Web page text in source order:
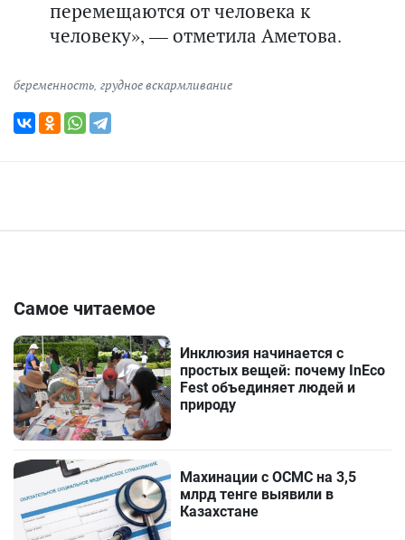
перемещаются от человека к
человеку», — отметила Аметова.
беременность грудное вскармливание
Самое читаемое
Инклюзия начинается с
простых вещей: почему InEco
Fest объединяет людей и
природу
Махинации с ОСМС на 3,5
млрд тенге выявили в
Казахстане